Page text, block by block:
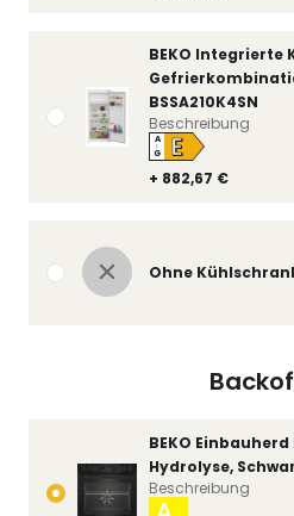
BEKO Integrierte
BSSA210K4SN
+ 882,67 €
A
↑
G E
Beschreibung
Ohne
BEKO Einbauherd
Hydrolyse,
Beschreibung